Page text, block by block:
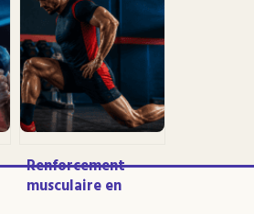
règles officielles
par catégorie
d’âge
Renforcement
musculaire en